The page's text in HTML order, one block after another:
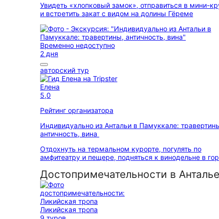
Увидеть «хлопковый замок», отправиться в мини-
и встретить закат с видом на долины Гёреме
Временно недоступно
2 дня
авторский тур
Елена
5,0
Рейтинг организатора
Индивидуально из Антальи в Памуккале:
античность, вина
Отдохнуть на термальном курорте, погулять по
амфитеатру и пещере, подняться к винодельне в
Достопримечательности в Анталье
Ликийская тропа